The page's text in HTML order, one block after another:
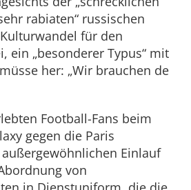
rabiaten“ russischen
für den
ein „besonderer Typus“ mit
her: „Wir brauchen de
Football-Fans beim
gegen die Paris
Einlauf
von